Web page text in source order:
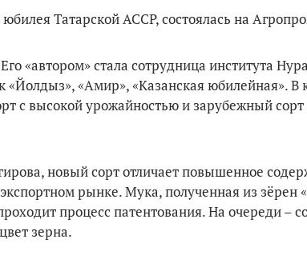
юбилея Татарской АССР, состоялась на
«автором» стала сотрудница института
«Амир», «Казанская юбилейная». В
с высокой урожайностью и зарубежный
новый сорт отличает повышенное
рынке. Мука, полученная из зёрен
процесс патентования. На очереди –
зерна.